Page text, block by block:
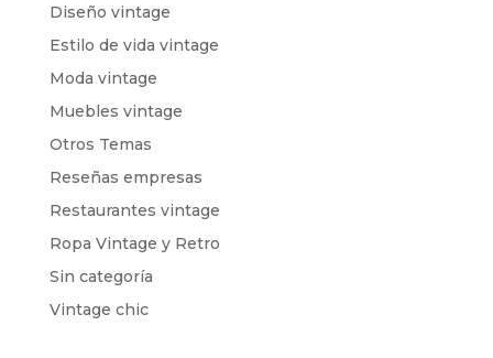
Diseño vintage
Estilo de vida vintage
Moda vintage
Muebles vintage
Otros Temas
Reseñas empresas
Restaurantes vintage
Ropa Vintage y Retro
Sin categoría
Vintage chic